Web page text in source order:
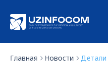
Главная Новости Детали